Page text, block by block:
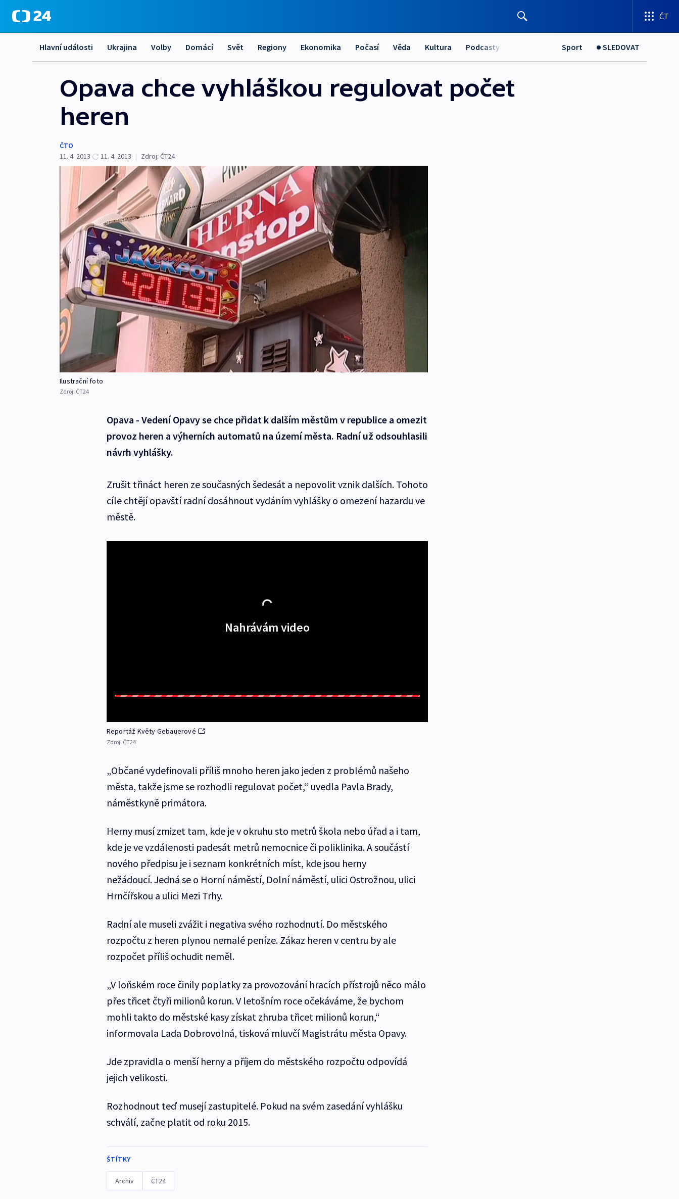
ČT
Hlavní události Ukrajina Volby Domácí Svět Regiony Ekonomika Počasí Věda Kultura Podcasty Sport SLEDOVAT
Opava chce vyhláškou regulovat počet
heren
ČTO
11. 4. 2013
11. 4. 2013 | Zdroj: ČT24
Ilustrační foto
Zdroj: ČT24
Opava - Vedení Opavy se chce přidat k dalším městům v republice a omezit
provoz heren a výherních automatů na území města. Radní už odsouhlasili
návrh vyhlášky.
Zrušit třináct heren ze současných šedesát a nepovolit vznik dalších. Tohoto
cíle chtějí opavští radní dosáhnout vydáním vyhlášky o omezení hazardu ve
městě.
Nahrávám video
Reportáž Květy Gebauerové
Zdroj: ČT24
„Občané vydefinovali příliš mnoho heren jako jeden z problémů našeho
města, takže jsme se rozhodli regulovat počet,“ uvedla Pavla Brady,
náměstkyně primátora.
Herny musí zmizet tam, kde je v okruhu sto metrů škola nebo úřad a i tam,
kde je ve vzdálenosti padesát metrů nemocnice či poliklinika. A součástí
nového předpisu je i seznam konkrétních míst, kde jsou herny
nežádoucí. Jedná se o Horní náměstí, Dolní náměstí, ulici Ostrožnou, ulici
Hrnčířskou a ulici Mezi Trhy.
Radní ale museli zvážit i negativa svého rozhodnutí. Do městského
rozpočtu z heren plynou nemalé peníze. Zákaz heren v centru by ale
rozpočet příliš ochudit neměl.
„V loňském roce činily poplatky za provozování hracích přístrojů něco málo
přes třicet čtyři milionů korun. V letošním roce očekáváme, že bychom
mohli takto do městské kasy získat zhruba třicet milionů korun,“
informovala Lada Dobrovolná, tisková mluvčí Magistrátu města Opavy.
Jde zpravidla o menší herny a příjem do městského rozpočtu odpovídá
jejich velikosti.
Rozhodnout teď musejí zastupitelé. Pokud na svém zasedání vyhlášku
schválí, začne platit od roku 2015.
ŠTÍTKY
Archiv ČT24